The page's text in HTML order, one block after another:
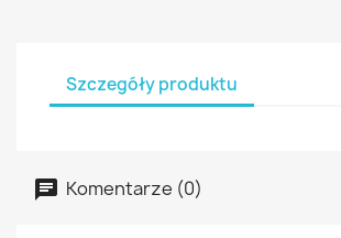
Szczegóły produktu
Komentarze (0)